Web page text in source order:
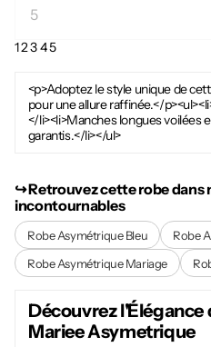
12345
<p>Adoptez le style unique de
pour une allure raffinée.</
</li><li>Manches longues voilées
garantis.</li></ul>
↪︎ Retrouvez cette robe dans
incontournables
Robe Asymétrique Bleu
Robe
Robe Asymétrique Mariage
Découvrez l'Élégance
Mariee Asymetrique